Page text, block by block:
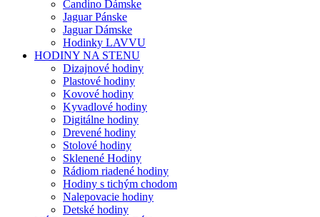
Candino Dámske
Jaguar Pánske
Jaguar Dámske
Hodinky LAVVU
HODINY NA STENU
Dizajnové hodiny
Plastové hodiny
Kovové hodiny
Kyvadlové hodiny
Digitálne hodiny
Drevené hodiny
Stolové hodiny
Sklenené Hodiny
Rádiom riadené hodiny
Hodiny s tichým chodom
Nalepovacie hodiny
Detské hodiny